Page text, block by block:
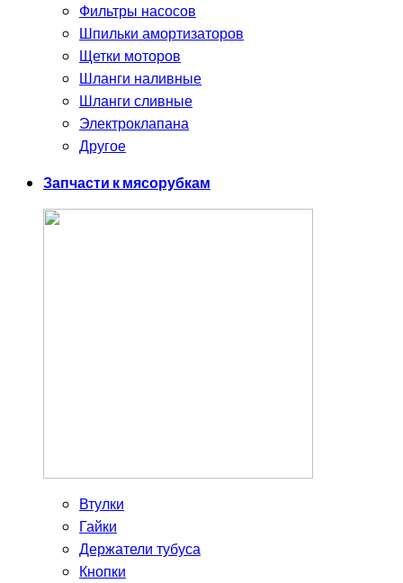
Фильтры насосов
Шпильки амортизаторов
Щетки моторов
Шланги наливные
Шланги сливные
Электроклапана
Другое
Запчасти к мясорубкам
Втулки
Гайки
Держатели тубуса
Кнопки